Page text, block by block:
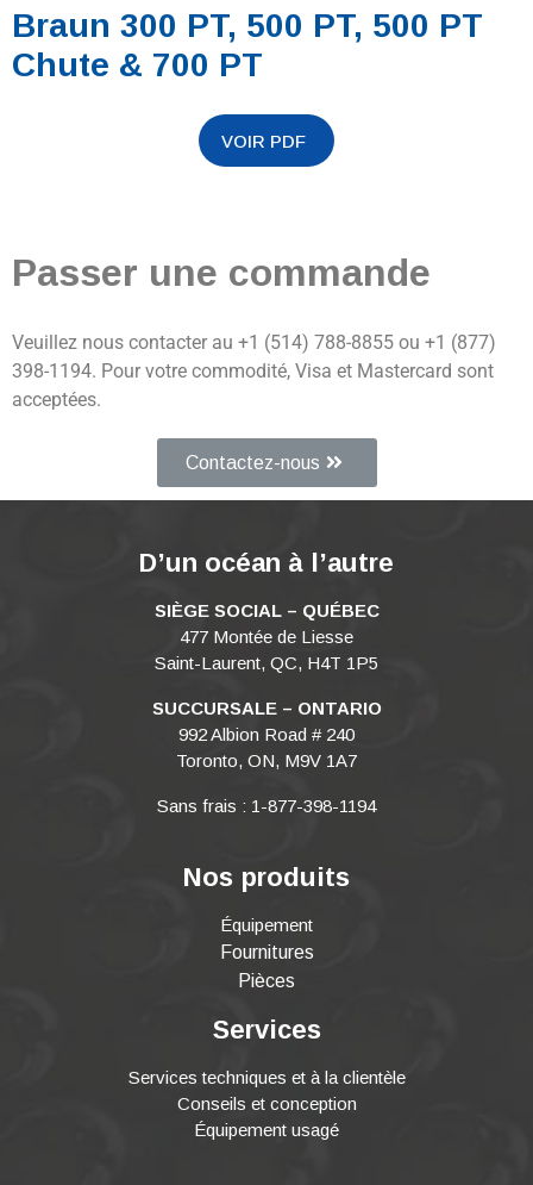
Braun 300 PT, 500 PT, 500 PT
Chute & 700 PT
Passer une commande
Veuillez nous contacter au +1 (514) 788-8855 ou +1 (877)
398-1194. Pour votre commodité, Visa et Mastercard sont
acceptées.
Contactez-nous
D’un océan à l’autre
SIÈGE SOCIAL – QUÉBEC
477 Montée de Liesse
Saint-Laurent, QC, H4T 1P5
SUCCURSALE – ONTARIO
992 Albion Road # 240
Toronto, ON, M9V 1A7
Sans frais : 1-877-398-1194
Nos produits
Équipement
Fournitures
Pièces
Services
Services techniques et à la clientèle
Conseils et conception
Équipement usagé